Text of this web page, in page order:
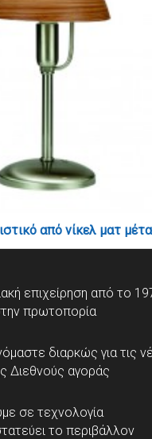
επιχείρηση από το
πρωτοπορία
διαρκώς για τις
Διεθνούς αγοράς
σε τεχνολογία
το περιβάλλον